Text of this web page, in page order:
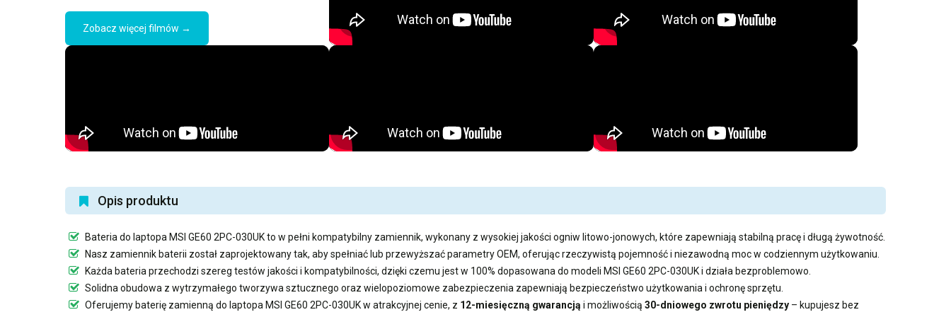
Zobacz więcej filmów →
Opis produktu
Bateria do laptopa MSI GE60 2PC-030UKto w pełni kompatybilny zamiennik, wykonany z wysokiej jakości ogniw litowo-jonowych, które zapewniają stabilną pracę i długą żywotność.
Nasz zamiennik baterii został zaprojektowany tak, aby spełniać lub przewyższać parametry OEM, oferując rzeczywistą pojemność i niezawodną moc w codziennym użytkowaniu.
Każda bateria przechodzi szereg testów jakości i kompatybilności, dzięki czemu jest w 100% dopasowana do modeli MSI GE60 2PC-030UK i działa bezproblemowo.
Solidna obudowa z wytrzymałego tworzywa sztucznego oraz wielopoziomowe zabezpieczenia zapewniają bezpieczeństwo użytkowania i ochronę sprzętu.
Oferujemybaterię zamienną do laptopa MSI GE60 2PC-030UKw atrakcyjnej cenie, z 12-miesięczną gwarancją i możliwością 30-dniowego zwrotu pieniędzy – kupujesz bez